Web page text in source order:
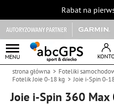
Rabat na
MENU
strona główna Foteliki
Fotelik Joie 0-18 kg
Joie i-Spin 0-
Joie i-Spin 360